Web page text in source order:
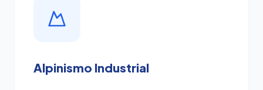
Alpinismo Industrial